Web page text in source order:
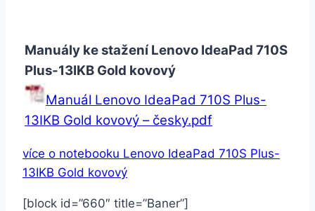
Manuály ke stažení Lenovo IdeaPad 710S
Plus-13IKB Gold kovový
Manuál Lenovo IdeaPad 710S Plus-
13IKB Gold kovový – česky.pdf
více o notebooku Lenovo IdeaPad 710S Plus-
13IKB Gold kovový
[block id=”660″ title=”Baner”]